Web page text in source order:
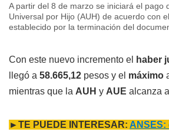
A partir del 8 de marzo se iniciará el pago
Universal por Hijo (AUH) de acuerdo con
establecido por la terminación del
Con este nuevo incremento el
haber
llegó a 58.665,12 pesos y el máximo
mientras que la AUH y AUE alcanza a
►TE PUEDE INTERESAR: ANSES: